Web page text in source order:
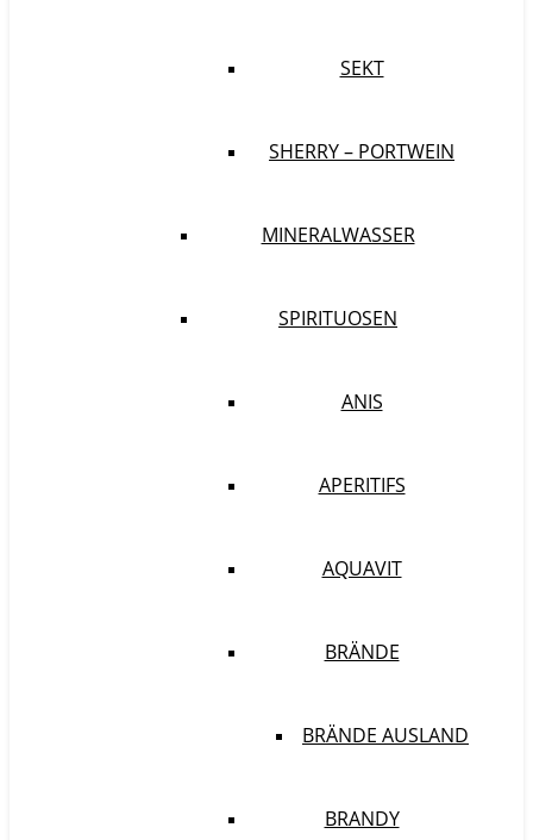
SEKT
SHERRY – PORTWEIN
MINERALWASSER
SPIRITUOSEN
ANIS
APERITIFS
AQUAVIT
BRÄNDE
BRÄNDE AUSLAND
BRANDY